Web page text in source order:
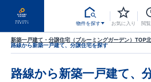
物件を探す お気に入り 閲
新築一戸建て・分譲住宅（ブルーミングガーデン）TOP
路線から新築一戸建て、分譲住宅を探す
路線から新築一戸建て、